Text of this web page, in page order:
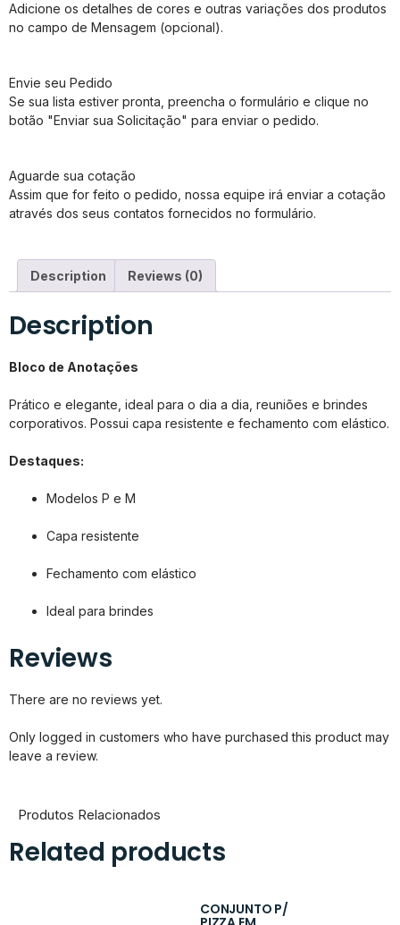
Adicione os detalhes de cores e outras variações dos produtos
no campo de Mensagem (opcional).
Envie seu Pedido
Se sua lista estiver pronta, preencha o formulário e clique no
botão "Enviar sua Solicitação" para enviar o pedido.
Aguarde sua cotação
Assim que for feito o pedido, nossa equipe irá enviar a cotação
através dos seus contatos fornecidos no formulário.
Description Reviews (0)
Description
Bloco de Anotações
Prático e elegante, ideal para o dia a dia, reuniões e brindes
corporativos. Possui capa resistente e fechamento com elástico.
Destaques:
Modelos P e M
Capa resistente
Fechamento com elástico
Ideal para brindes
Reviews
There are no reviews yet.
Only logged in customers who have purchased this product may
leave a review.
Produtos Relacionados
Related products
CONJUNTO P/